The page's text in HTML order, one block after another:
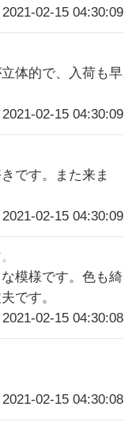
2021-02-15 04:30:09
体的で、入荷も早
2021-02-15 04:30:09
です。また来ま
2021-02-15 04:30:09
模様です。色も綺
です。
2021-02-15 04:30:08
2021-02-15 04:30:08